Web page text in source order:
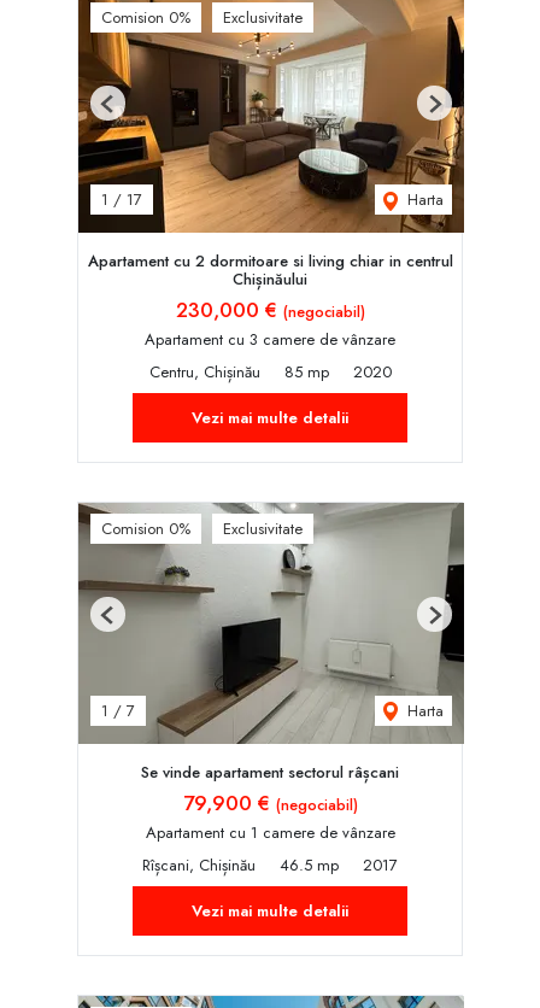
Comision 0% Exclusivitate
1 / 17 Harta
Previous Next
Apartament cu 2 dormitoare si living chiar in centrul
Chișinăului
230,000 € (negociabil)
Apartament cu 3 camere de vânzare
Centru, Chișinău
85 mp
2020
Vezi mai multe detalii
Comision 0% Exclusivitate
1 / 7 Harta
Previous Next
Se vinde apartament sectorul râșcani
79,900 € (negociabil)
Apartament cu 1 camere de vânzare
Rîșcani, Chișinău
46.5 mp
2017
Vezi mai multe detalii